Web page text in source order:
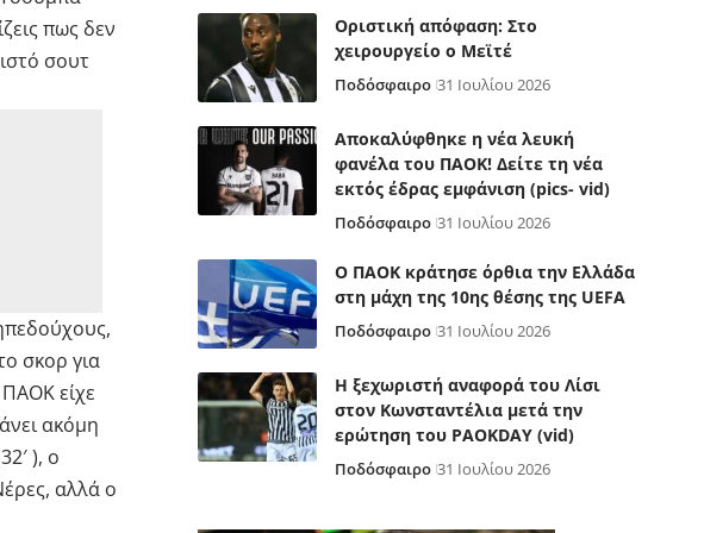
πως δεν
σουτ
σκορ για
είχε
ακόμη
), ο
αλλά ο
Οριστική απόφαση: Στο
χειρουργείο ο Μεϊτέ
Ποδόσφαιρο 31 Ιουλίου 2026
Αποκαλύφθηκε η νέα λευκή
φανέλα του ΠΑΟΚ! Δείτε τη νέα
εκτός έδρας εμφάνιση (pics- vid)
Ποδόσφαιρο 31 Ιουλίου 2026
Ο ΠΑΟΚ κράτησε όρθια την Ελλάδα
στη μάχη της 10ης θέσης της UEFA
Ποδόσφαιρο 31 Ιουλίου 2026
Η ξεχωριστή αναφορά του Λίσι
στον Κωνσταντέλια μετά την
ερώτηση του PAOKDAY (vid)
Ποδόσφαιρο 31 Ιουλίου 2026